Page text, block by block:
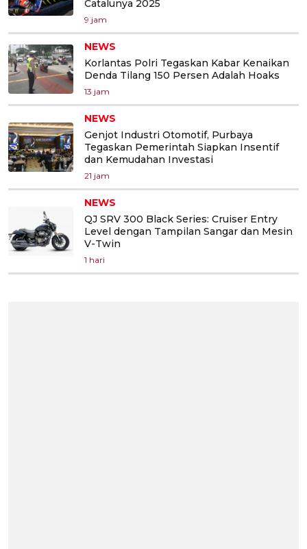
Catalunya 2025
9 jam
NEWS
Korlantas Polri Tegaskan Kabar Kenaikan
Denda Tilang 150 Persen Adalah Hoaks
13 jam
NEWS
Genjot Industri Otomotif, Purbaya
Tegaskan Pemerintah Siapkan Insentif
dan Kemudahan Investasi
21 jam
NEWS
QJ SRV 300 Black Series: Cruiser Entry
Level dengan Tampilan Sangar dan Mesin
V-Twin
1 hari